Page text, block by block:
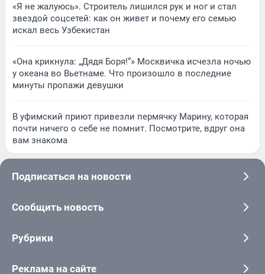
«Я не жалуюсь». Строитель лишился рук и ног и стал
звездой соцсетей: как он живет и почему его семью
искал весь Узбекистан
«Она крикнула: „Дядя Боря!“» Москвичка исчезла ночью
у океана во Вьетнаме. Что произошло в последние
минуты пропажи девушки
В уфимский приют привезли пермячку Марину, которая
почти ничего о себе не помнит. Посмотрите, вдруг она
вам знакома
Подписаться на новости
Сообщить новость
Рубрики
Реклама на сайте